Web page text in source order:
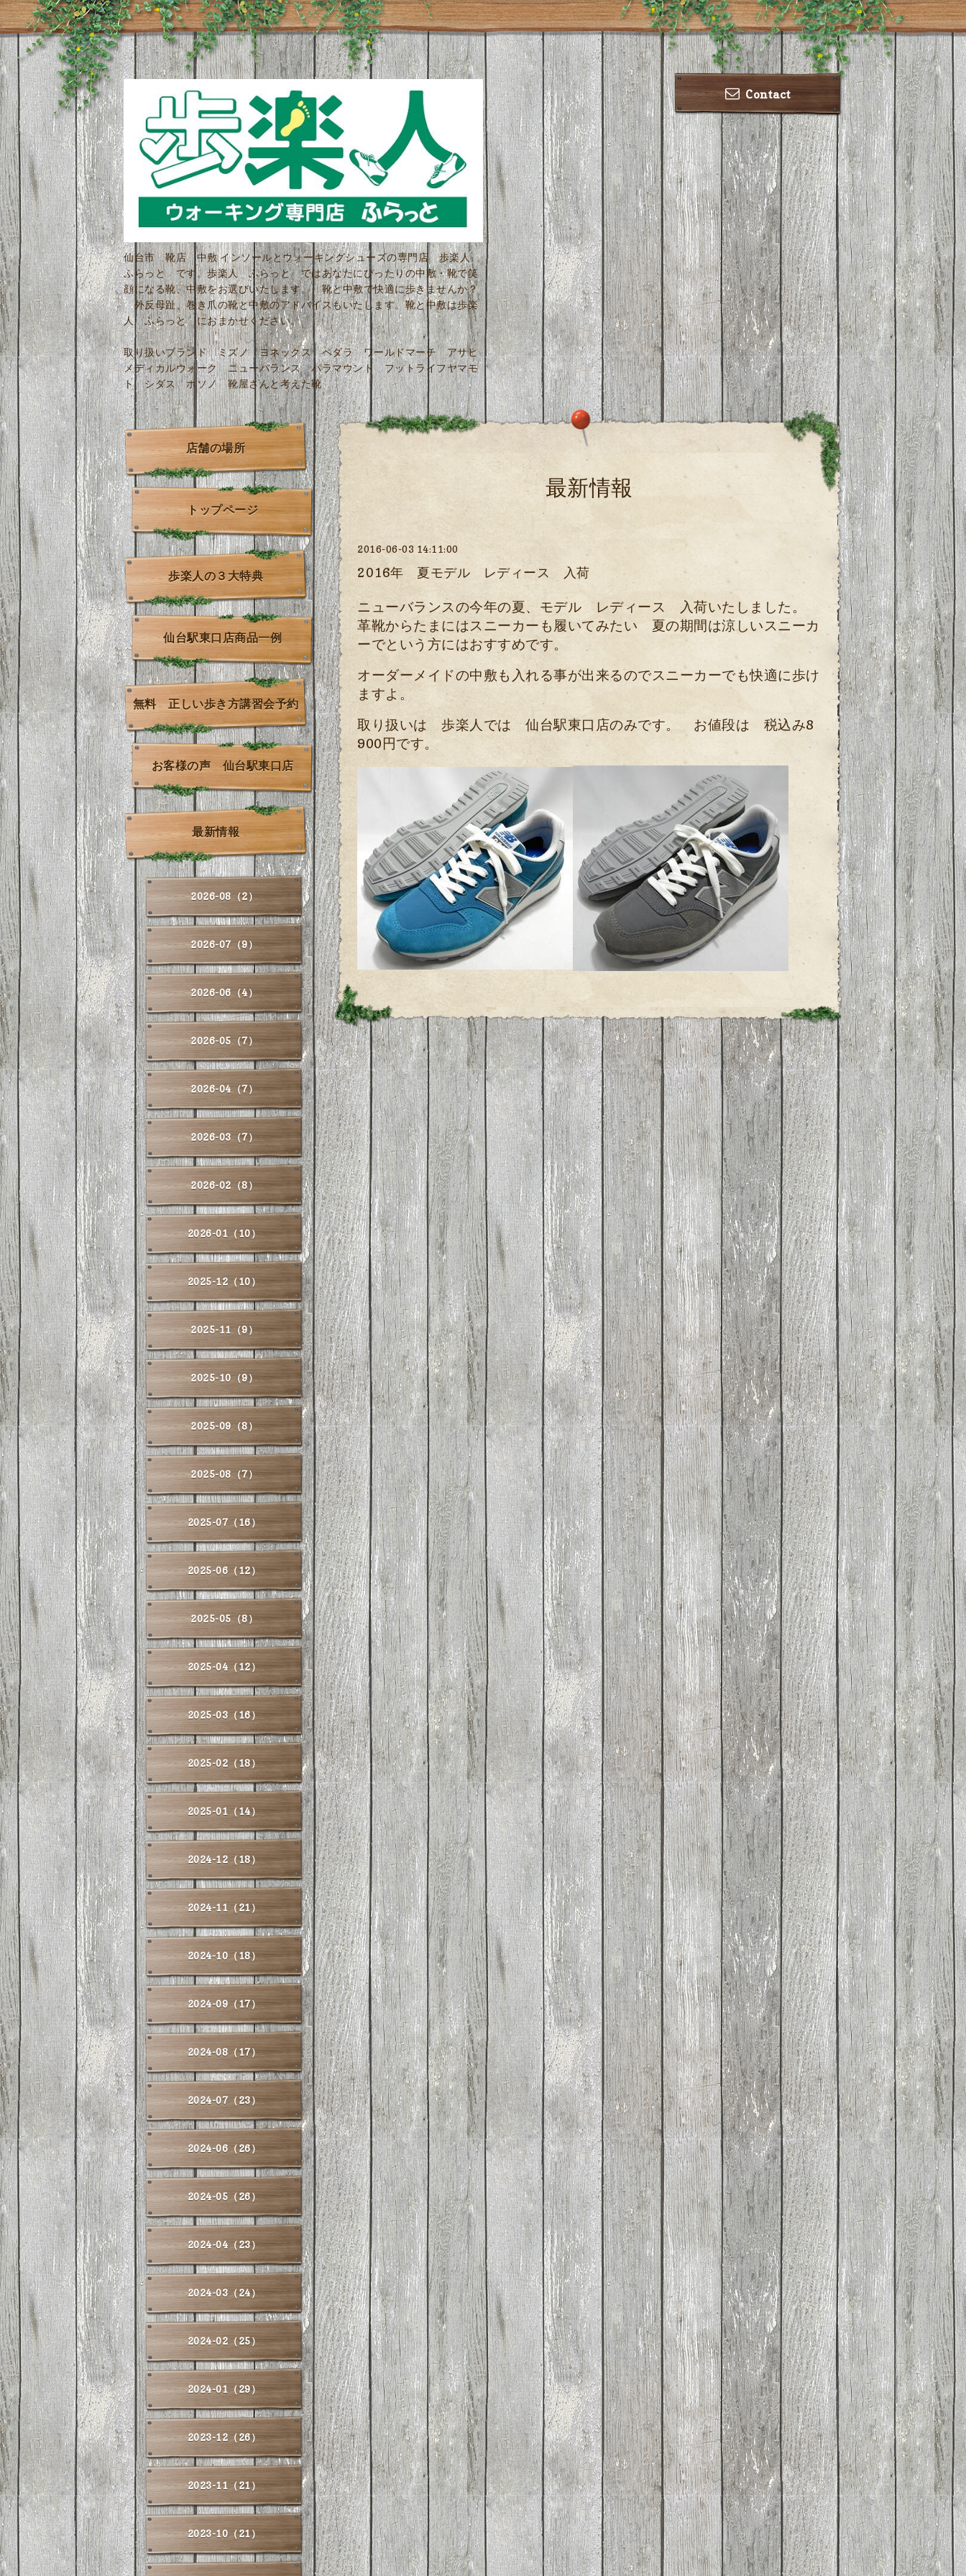
Contact
仙台市 靴店 中敷 インソールとウォーキングシューズの専門店 歩楽人
ふらっと です。歩楽人 ふらっと ではあなたにぴったりの中敷・靴で笑
顔になる靴、中敷をお選びいたします。 靴と中敷で快適に歩きませんか？
外反母趾、巻き爪の靴と中敷のアドバイスもいたします。靴と中敷は歩楽
人 ふらっと におまかせください。
取り扱いブランド ミズノ ヨネックス ペダラ ワールドマーチ アサヒ
メディカルウォーク ニューバランス パラマウント フットライフヤマモ
ト シダス ホソノ 靴屋さんと考えた靴
最新情報
2016-06-03 14:11:00
2016年 夏モデル レディース 入荷
ニューバランスの今年の夏、モデル レディース 入荷いたしました。
革靴からたまにはスニーカーも履いてみたい 夏の期間は涼しいスニーカ
ーでという方にはおすすめです。
オーダーメイドの中敷も入れる事が出来るのでスニーカーでも快適に歩け
ますよ。
取り扱いは 歩楽人では 仙台駅東口店のみです。 お値段は 税込み8
900円です。
店舗の場所
トップページ
歩楽人の３大特典
仙台駅東口店商品一例
無料 正しい歩き方講習会予約
お客様の声 仙台駅東口店
最新情報
2026-08（2）
2026-07（9）
2026-06（4）
2026-05（7）
2026-04（7）
2026-03（7）
2026-02（8）
2026-01（10）
2025-12（10）
2025-11（9）
2025-10（9）
2025-09（8）
2025-08（7）
2025-07（16）
2025-06（12）
2025-05（8）
2025-04（12）
2025-03（16）
2025-02（18）
2025-01（14）
2024-12（18）
2024-11（21）
2024-10（18）
2024-09（17）
2024-08（17）
2024-07（23）
2024-06（26）
2024-05（26）
2024-04（23）
2024-03（24）
2024-02（25）
2024-01（29）
2023-12（26）
2023-11（21）
2023-10（21）